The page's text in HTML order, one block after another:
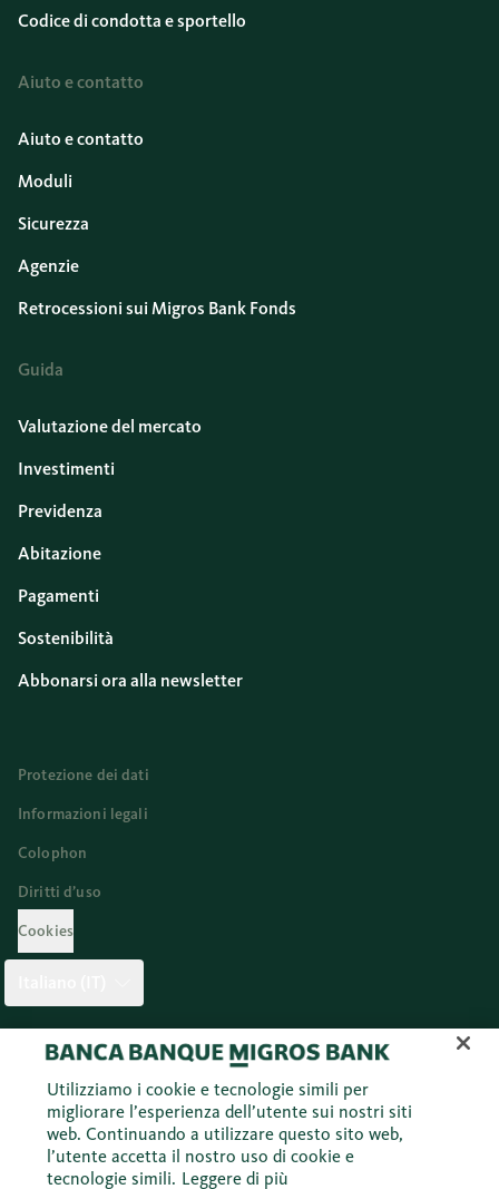
Codice di condotta e sportello
Aiuto e contatto
Aiuto e contatto
Moduli
Sicurezza
Agenzie
Retrocessioni sui Migros Bank Fonds
Guida
Valutazione del mercato
Investimenti
Previdenza
Abitazione
Pagamenti
Sostenibilità
Abbonarsi ora alla newsletter
Protezione dei dati
Informazioni legali
Colophon
Diritti d’uso
Cookies
Twitter Facebook Blog Instagram Youtube
© 2026 Banca Migros SA
Utilizziamo i cookie e tecnologie simili per
migliorare l’esperienza dell’utente sui nostri siti
web. Continuando a utilizzare questo sito web,
l’utente accetta il nostro uso di cookie e
tecnologie simili. Leggere di più